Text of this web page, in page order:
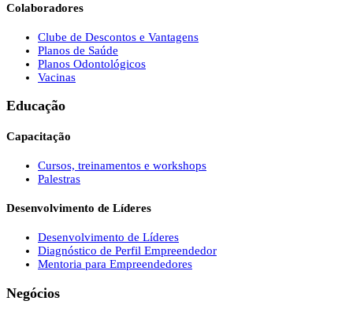
Colaboradores
Clube de Descontos e Vantagens
Planos de Saúde
Planos Odontológicos
Vacinas
Educação
Capacitação
Cursos, treinamentos e workshops
Palestras
Desenvolvimento de Líderes
Desenvolvimento de Líderes
Diagnóstico de Perfil Empreendedor
Mentoria para Empreendedores
Negócios